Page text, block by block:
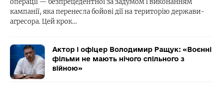
операції — безпрецедентної за задумом і виконанням
кампанії, яка перенесла бойові дії на територію держави-
агресора. Цей крок…
Актор і офіцер Володимир Ращук: «Воєнні
фільми не мають нічого спільного з
війною»